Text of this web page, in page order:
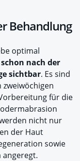
Behandlung
optimal
schon nach der
sichtbar. Es sind
für die
nicht nur
der Haut
sowie